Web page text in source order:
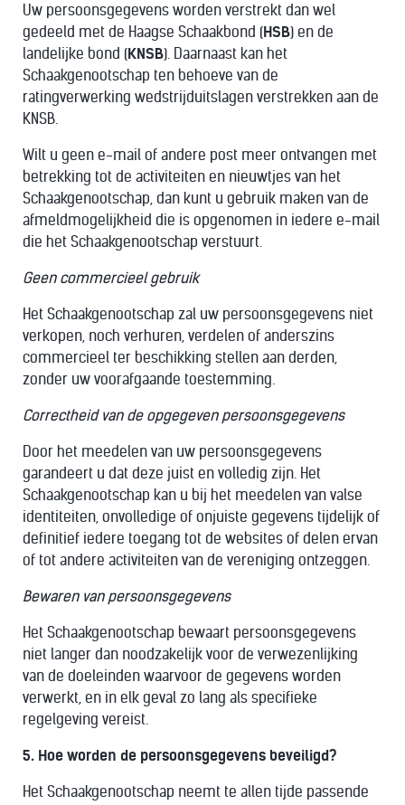
Uw persoonsgegevens worden verstrekt dan wel
gedeeld met de Haagse Schaakbond (HSB) en de
landelijke bond (KNSB). Daarnaast kan het
Schaakgenootschap ten behoeve van de
ratingverwerking wedstrijduitslagen verstrekken aan de
KNSB.
Wilt u geen e-mail of andere post meer ontvangen met
betrekking tot de activiteiten en nieuwtjes van het
Schaakgenootschap, dan kunt u gebruik maken van de
afmeldmogelijkheid die is opgenomen in iedere e-mail
die het Schaakgenootschap verstuurt.
Geen commercieel gebruik
Het Schaakgenootschap zal uw persoonsgegevens niet
verkopen, noch verhuren, verdelen of anderszins
commercieel ter beschikking stellen aan derden,
zonder uw voorafgaande toestemming.
Correctheid van de opgegeven persoonsgegevens
Door het meedelen van uw persoonsgegevens
garandeert u dat deze juist en volledig zijn. Het
Schaakgenootschap kan u bij het meedelen van valse
identiteiten, onvolledige of onjuiste gegevens tijdelijk of
definitief iedere toegang tot de websites of delen ervan
of tot andere activiteiten van de vereniging ontzeggen.
Bewaren van persoonsgegevens
Het Schaakgenootschap bewaart persoonsgegevens
niet langer dan noodzakelijk voor de verwezenlijking
van de doeleinden waarvoor de gegevens worden
verwerkt, en in elk geval zo lang als specifieke
regelgeving vereist.
5. Hoe worden de persoonsgegevens beveiligd?
Het Schaakgenootschap neemt te allen tijde passende